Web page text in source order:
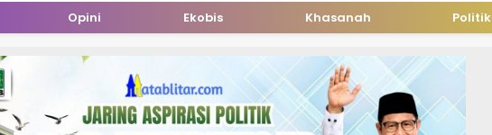
Opini Ekobis Khasanah Politik